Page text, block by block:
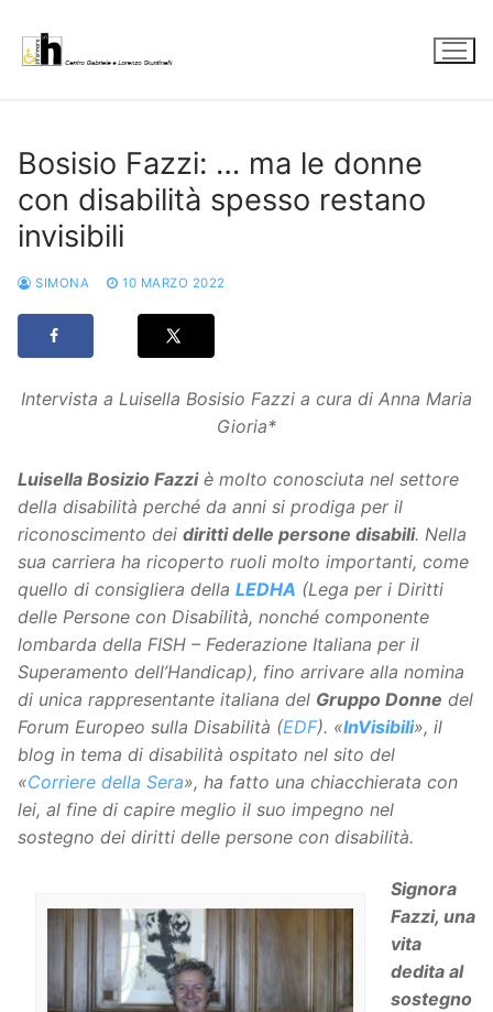
contenuto
Bosisio Fazzi: … ma le donne
con disabilità spesso restano
invisibili
SIMONA 10 MARZO 2022
Intervista a Luisella Bosisio Fazzi a cura di Anna Maria
Gioria*
Luisella Bosizio Fazziè molto conosciuta nel settore
della disabilità perché da anni si prodiga per il
riconoscimento dei diritti delle persone disabili. Nella
sua carriera ha ricoperto ruoli molto importanti, come
quello di consigliera della LEDHA (Lega per i Diritti
delle Persone con Disabilità, nonché componente
lombarda della FISH – Federazione Italiana per il
Superamento dell’Handicap), fino arrivare alla nomina
di unica rappresentante italiana del Gruppo Donne del
Forum Europeo sulla Disabilità (EDF). «InVisibili», il
blog in tema di disabilità ospitato nel sito del
«Corriere della Sera», ha fatto una chiacchierata con
lei, al fine di capire meglio il suo impegno nel
sostegno dei diritti delle persone con disabilità.
Signora
Fazzi, una
vita
dedita al
sostegno